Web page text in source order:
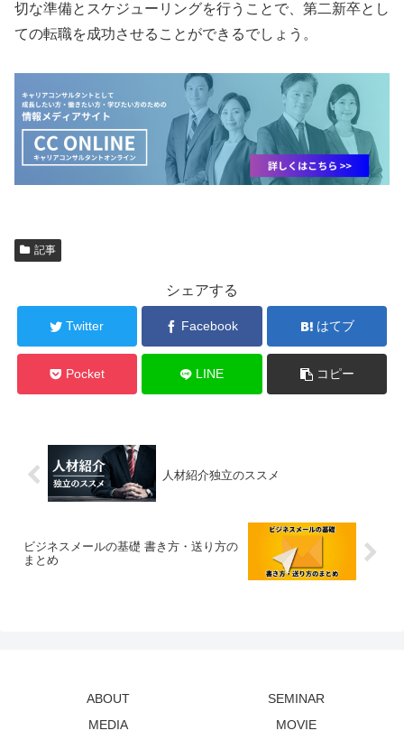
切な準備とスケジューリングを行うことで、第二新卒とし
ての転職を成功させることができるでしょう。
記事
シェアする
Twitter Facebook はてブ
Pocket LINE コピー
人材紹介独立のススメ
ビジネスメールの基礎 書き方・送り方の
まとめ
ABOUT
SEMINAR
MEDIA
MOVIE